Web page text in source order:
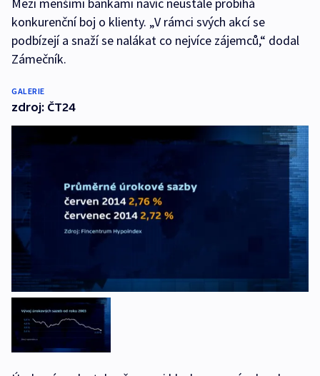
konkurenční boj o klienty. „V rámci svých akcí se
podbízejí a snaží se nalákat co nejvíce zájemců,“ dodal
Zámečník.
GALERIE
zdroj: ČT24